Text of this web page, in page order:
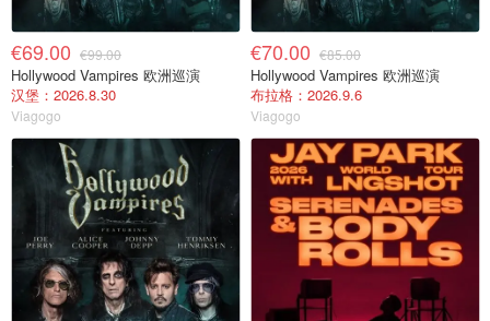
€69.00 €99.00
Hollywood Vampires 欧洲巡演
汉堡：2026.8.30
Viagogo
€70.00 €85.00
Hollywood Vampires 欧洲巡演
布拉格：2026.9.6
Viagogo